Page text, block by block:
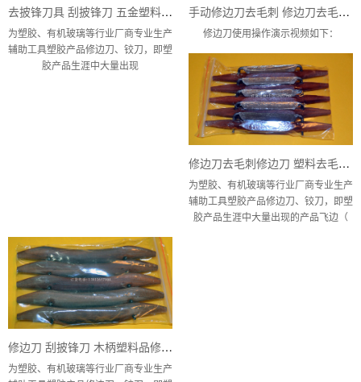
去披锋刀具 刮披锋刀 五金塑料披锋刀
为塑胶、有机玻璃等行业厂商专业生产
辅助工具塑胶产品修边刀、铰刀，即塑
胶产品生涯中大量出现
手动修边刀去毛刺 修边刀去毛刺用法
修边刀使用操作演示视频如下：
修边刀去毛刺修边刀 塑料去毛刺修边刀 修边刀去毛刺 橡胶毛刺修边刀厂家供应
为塑胶、有机玻璃等行业厂商专业生产
辅助工具塑胶产品修边刀、铰刀，即塑
胶产品生涯中大量出现的产品飞边（
修边刀 刮披锋刀 木柄塑料品修边刨刀
为塑胶、有机玻璃等行业厂商专业生产